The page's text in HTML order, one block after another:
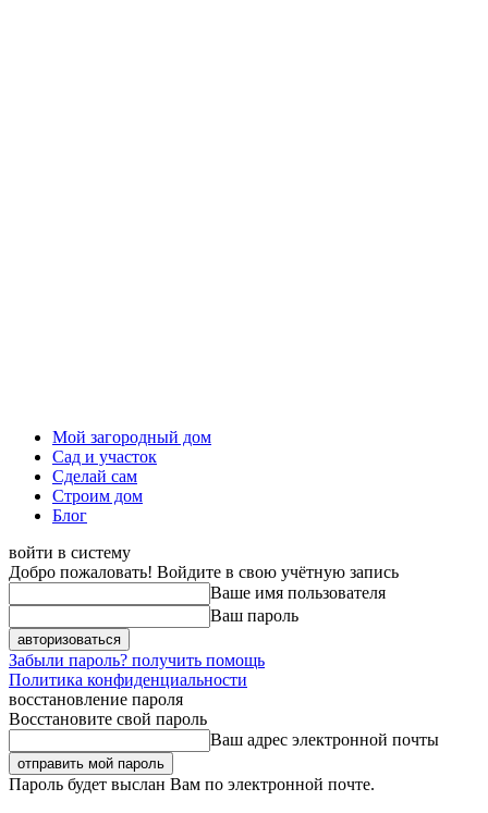
Мой загородный дом
Сад и участок
Сделай сам
Строим дом
Блог
войти в систему
Добро пожаловать! Войдите в свою учётную запись
Ваше имя пользователя
Ваш пароль
Забыли пароль? получить помощь
Политика конфиденциальности
восстановление пароля
Восстановите свой пароль
Ваш адрес электронной почты
Пароль будет выслан Вам по электронной почте.